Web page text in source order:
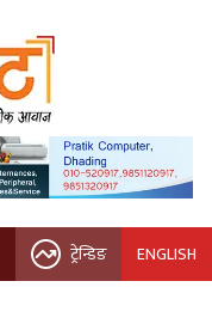
ट्रेन्डिङ ENGLISH